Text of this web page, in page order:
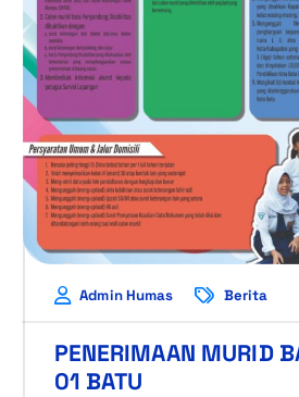
Admin Humas Berita
PENERIMAAN MURID
01 BATU